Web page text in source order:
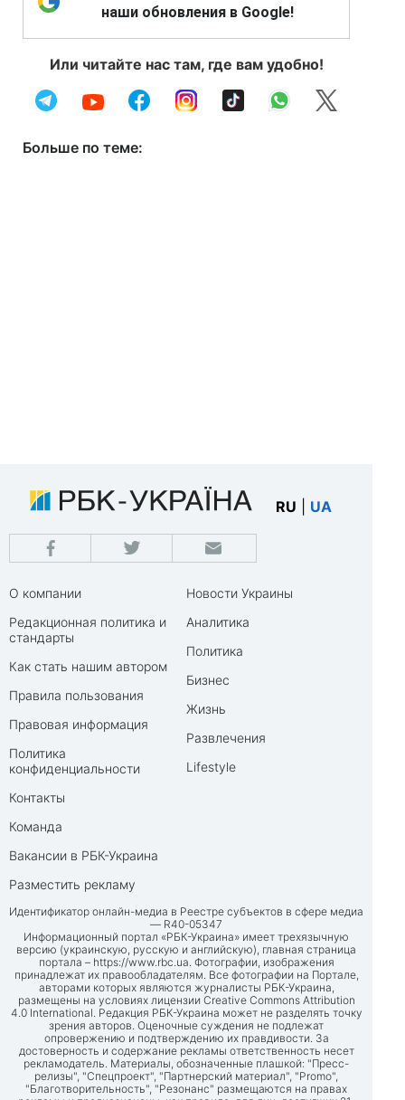
наши обновления в Google!
Или читайте нас там, где вам удобно!
Больше по теме:
RU UA
О компании
Редакционная политика и
стандарты
Как стать нашим автором
Правила пользования
Правовая информация
Политика
конфиденциальности
Контакты
Команда
Вакансии в РБК-Украина
Разместить рекламу
Новости Украины
Аналитика
Политика
Бизнес
Жизнь
Развлечения
Lifestyle
Идентификатор онлайн-медиа в Реестре субъектов в сфере медиа
— R40-05347
Информационный портал «РБК-Украина» имеет трехязычную
версию (украинскую, русскую и английскую), главная страница
портала – https://www.rbc.ua. Фотографии, изображения
принадлежат их правообладателям. Все фотографии на Портале,
авторами которых являются журналисты РБК-Украина,
размещены на условиях лицензии Creative Commons Attribution
4.0 International. Редакция РБК-Украина может не разделять точку
зрения авторов. Оценочные суждения не подлежат
опровержению и подтверждению их правдивости. За
достоверность и содержание рекламы ответственность несет
рекламодатель. Материалы, обозначенные плашкой: "Пресс-
релизы", "Спецпроект", "Партнерский материал", "Promo",
"Благотворительность", "Резонанс" размещаются на правах